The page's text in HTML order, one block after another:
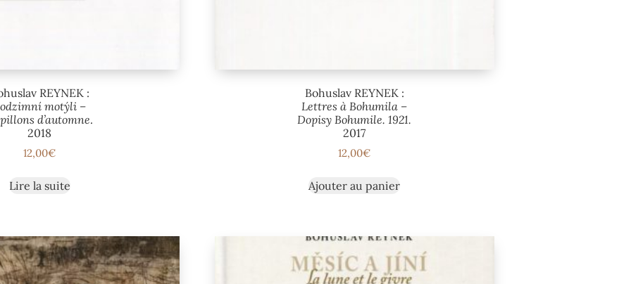
REYNEK :
motýli –
d’automne.
2018
12,00€
Lire la suite
Bohuslav REYNEK :
Lettres à Bohumila –
Dopisy Bohumile. 1921.
2017
12,00€
Ajouter au panier